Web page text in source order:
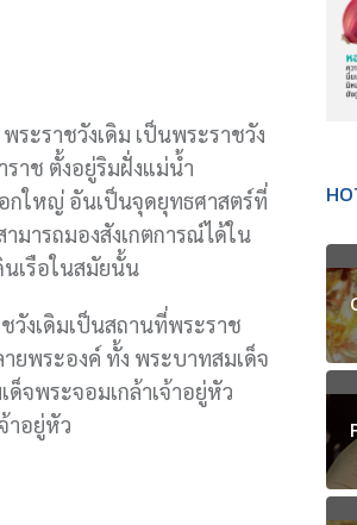
ระราชวังเดิม เป็นพระราชวัง
าช ตั้งอยู่ริมฝั่งแม่น้ำ
กใหญ่ อันเป็นจุดยุทธศาสตร์ที่
มารถมองสังเกตการณ์ได้ใน
นเรือในสมัยนั้น
วังเดิมเป็นสถานที่พระราช
พระองค์ ทั้ง พระบาทสมเด็จ
ด็จพระจอมเกล้าเจ้าอยู่หัว
าอยู่หัว